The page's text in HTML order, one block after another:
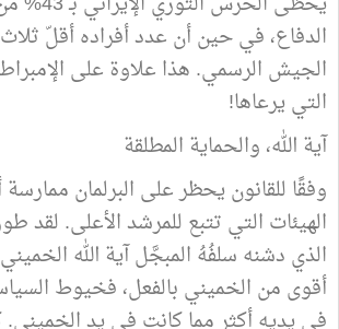
الدفاع، في حين أن عدد أفراده أقلّ
الجيش الرسمي. هذا علاوة على
التي يرعاها!
آية الله، والحماية المطلقة
وفقًا للقانون يحظر على البرلمان
الهيئات التي تتبع للمرشد الأعلى. لقد
الذي دشنه سلفُهُ المبجَّل آية الله
أقوى من الخميني بالفعل، فخيوط